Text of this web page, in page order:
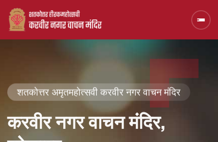
शतकोत्तर अमृतमहोत्सवी करवीर नगर वाचन मंदिर
करवीर नगर वाचन मंदिर,